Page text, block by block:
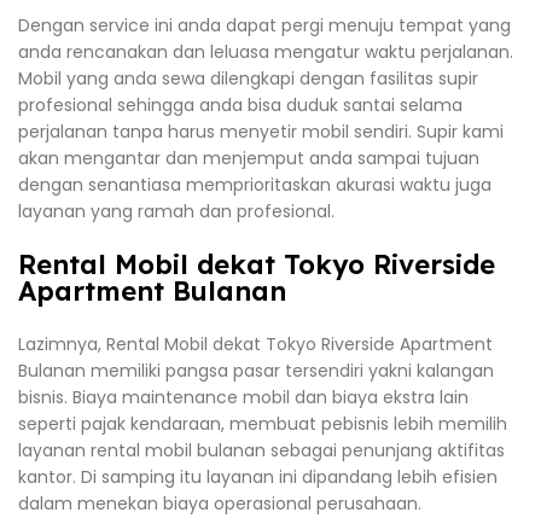
Dengan service ini anda dapat pergi menuju tempat yang
anda rencanakan dan leluasa mengatur waktu perjalanan.
Mobil yang anda sewa dilengkapi dengan fasilitas supir
profesional sehingga anda bisa duduk santai selama
perjalanan tanpa harus menyetir mobil sendiri. Supir kami
akan mengantar dan menjemput anda sampai tujuan
dengan senantiasa memprioritaskan akurasi waktu juga
layanan yang ramah dan profesional.
Rental Mobil dekat Tokyo Riverside
Apartment Bulanan
Lazimnya, Rental Mobil dekat Tokyo Riverside Apartment
Bulanan memiliki pangsa pasar tersendiri yakni kalangan
bisnis. Biaya maintenance mobil dan biaya ekstra lain
seperti pajak kendaraan, membuat pebisnis lebih memilih
layanan rental mobil bulanan sebagai penunjang aktifitas
kantor. Di samping itu layanan ini dipandang lebih efisien
dalam menekan biaya operasional perusahaan.